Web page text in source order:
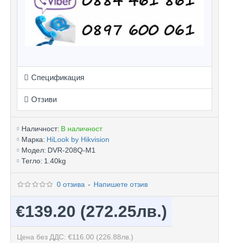
Спецификация
Отзиви
Наличност: В наличност
Марка: HiLook by Hikvision
Модел: DVR-208Q-M1
Тегло: 1.40kg
0 отзива - Напишете отзив
€139.20 (272.25лв.)
Цена без ДДС: €116.00 (226.88лв.)